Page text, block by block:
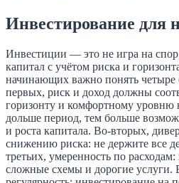
Инвестирование для
Инвестиции — это не игра на
капитал с учётом риска и
начинающих важно понять
первых, риск и доход должны
горизонту и комфортному уровню
дольше период, тем больше
и роста капитала. Во-вторых,
снижению риска: не держите все
третьих, умеренность по расходам:
сложные схемы и дорогие услуги.